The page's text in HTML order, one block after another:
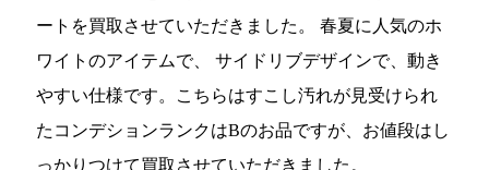
ートを買取させていただきました。 春夏に人気のホ
ワイトのアイテムで、 サイドリブデザインで、動き
やすい仕様です。こちらはすこし汚れが見受けられ
たコンデションランクはBのお品ですが、お値段はし
っかりつけて買取させていただきました。